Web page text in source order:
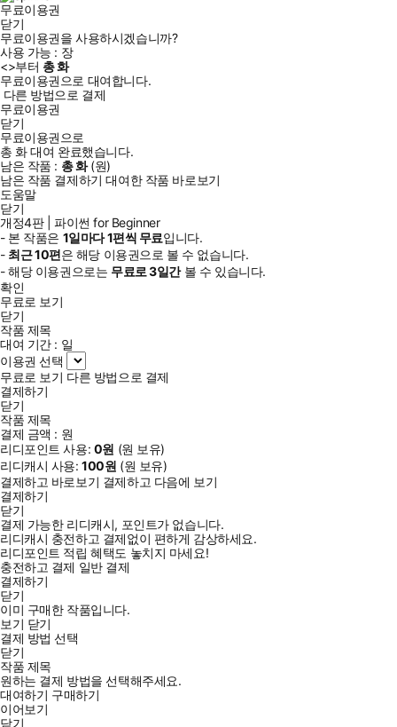
무료이용권
닫기
무료이용권을 사용하시겠습니까?
사용 가능 : 장
<>부터 총화
무료이용권으로 대여합니다.
다른 방법으로 결제
무료이용권
닫기
무료이용권으로
총 화대여 완료했습니다.
남은 작품 : 총화(원)
남은 작품 결제하기 대여한 작품 바로보기
도움말
닫기
개정4판 | 파이썬 for Beginner
- 본 작품은 1일마다1편씩 무료입니다.
- 최근10편은 해당 이용권으로 볼 수 없습니다.
- 해당 이용권으로는 무료로3일간볼 수 있습니다.
확인
무료로 보기
닫기
작품 제목
대여 기간 : 일
이용권 선택
무료로 보기 다른 방법으로 결제
결제하기
닫기
작품 제목
결제 금액 : 원
리디포인트 사용: 0원 (원 보유)
리디캐시 사용:100원 (원 보유)
결제하고 바로보기 결제하고 다음에 보기
결제하기
닫기
결제 가능한 리디캐시, 포인트가 없습니다.
리디캐시 충전하고 결제없이 편하게 감상하세요.
리디포인트 적립 혜택도 놓치지 마세요!
충전하고 결제 일반 결제
결제하기
닫기
이미 구매한 작품입니다.
보기 닫기
결제 방법 선택
닫기
작품 제목
원하는 결제 방법을 선택해주세요.
대여하기 구매하기
이어보기
닫기